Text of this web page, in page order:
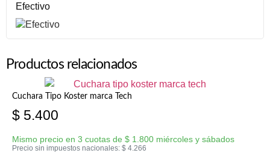
Efectivo
Productos relacionados
Cuchara Tipo Koster marca Tech
$ 5.400
Mismo precio en 3 cuotas de $ 1.800 miércoles y sábados
Precio sin impuestos nacionales: $ 4.266